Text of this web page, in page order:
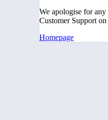
We apologise for
Customer Support
Homepage